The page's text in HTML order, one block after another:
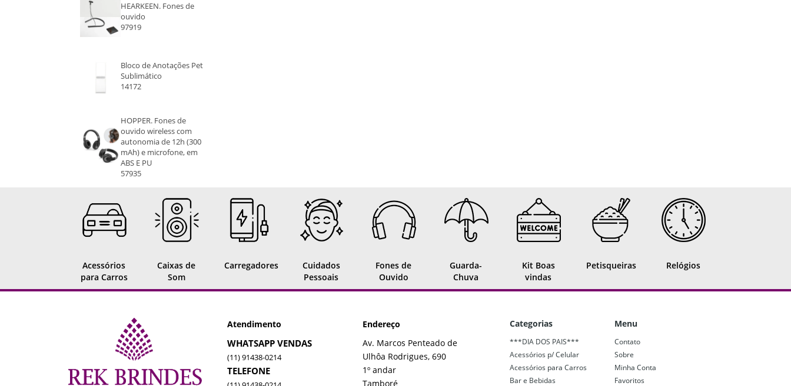
AZUL E PRETO
HEARKEEN. Fones de
ouvido
97919
Bloco de Anotações Pet
Sublimático
14172
HOPPER. Fones de
ouvido wireless com
autonomia de 12h (300
mAh) e microfone, em
ABS E PU
57935
Acessórios
para Carros
Caixas de
Som
Carregadores
Cuidados
Pessoais
Fones de
Ouvido
Guarda-
Chuva
Kit Boas
vindas
Petisqueiras Relógios
Atendimento
WHATSAPP VENDAS
(11) 91438-0214
TELEFONE
Endereço
Av. Marcos Penteado de
Ulhôa Rodrigues, 690
1º andar
Tamboré
Categorias
***DIA DOS PAIS***
Acessórios p/ Celular
Acessórios para Carros
Bar e Bebidas
Menu
Contato
Sobre
Minha Conta
Favoritos